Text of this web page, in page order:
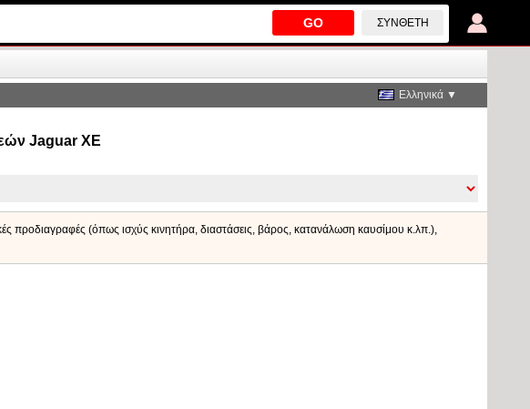
GO ΣΎΝΘΕΤΗ
Ελληνικά ▼
Jaguar XE
προδιαγραφές (όπως ισχύς κινητήρα, διαστάσεις, βάρος, κατανάλωση καυσίμου κ.λπ.),